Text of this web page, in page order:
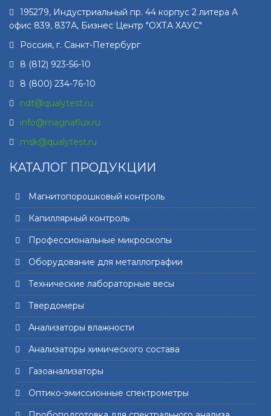
195279, Индустриальный пр. 44 корпус 2 литера А
офис 839, 837А, Бизнес Центр "ОХТА ХАУС"
Россия, г. Санкт-Петербург
8 (812) 923-56-10
8 (800) 234-76-10
ndt@qualytest.ru
info@magnaflux.ru
msk@qualytest.ru
КАТАЛОГ ПРОДУКЦИИ
Магнитопорошковый контроль
Капиллярный контроль
Профессиональные микроскопы
Оборудование для металлографии
Технические лабораторные весы
Твердомеры
Анализаторы влажности
Анализаторы химического состава
Газоанализаторы
Оптико-эмиссионные спектрометры